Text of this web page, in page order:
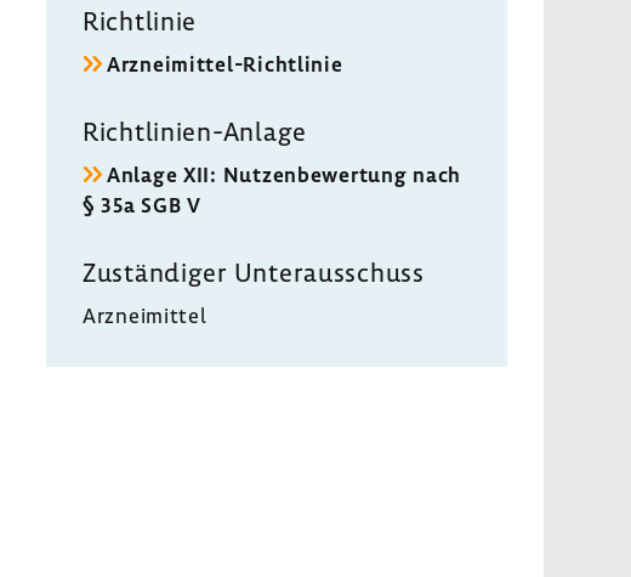
Richt­linie
Arzneimittel-​Richtlinie
Richtlinien-​Anlage
Anlage XII: Nutzen­be­wer­tung nach
§ 35a SGB V
Zustän­diger Unter­aus­schuss
Arznei­mittel